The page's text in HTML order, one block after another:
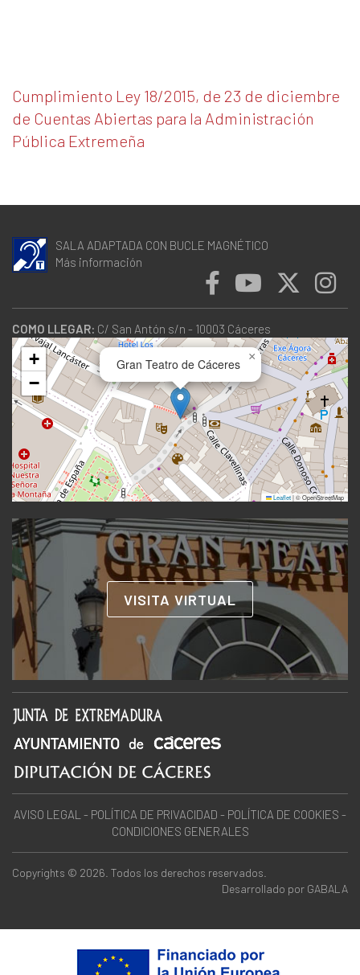
Cumplimiento Ley 18/2015, de 23 de diciembre
de Cuentas Abiertas para la Administración
Pública Extremeña
SALA ADAPTADA CON BUCLE MAGNÉTICO
Más información
COMO LLEGAR: C/ San Antón s/n - 10003 Cáceres
Gran Teatro de Cáceres ×
+
−
Leaflet|© OpenStreetMap
VISITA VIRTUAL
AVISO LEGAL - POLÍTICA DE PRIVACIDAD - POLÍTICA DE COOKIES -
CONDICIONES GENERALES
Copyrights © 2026. Todos los derechos reservados.
Desarrollado por GABALA